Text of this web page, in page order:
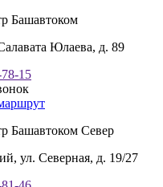
Башавтоком
Юлаева, д. 89
15
Башавтоком Север
ул. Северная, д. 19/27